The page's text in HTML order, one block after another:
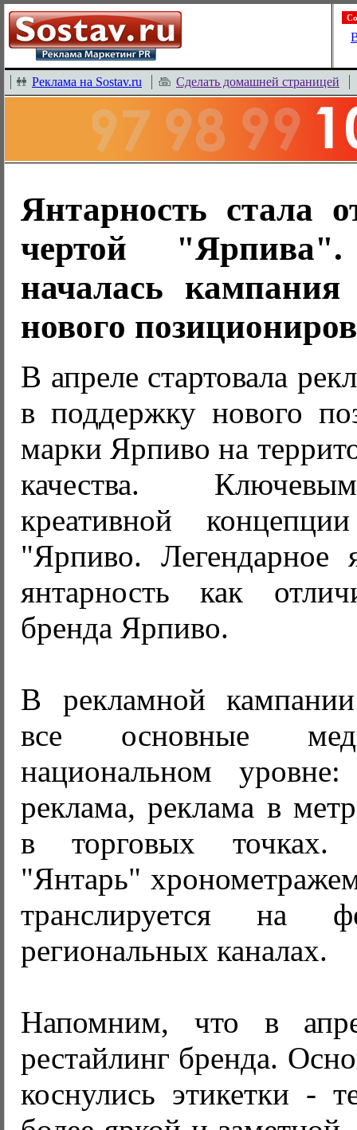
Реклама на Sostav.ru Сделать домашней страницей
Янтарность стала
чертой
началась
нового
В апреле стартовала
в поддержку нового
марки Ярпиво на
качества.
креативной
"Ярпиво. Легендарное
янтарность как
бренда Ярпиво.
В рекламной кампании
все основные
национальном
реклама, реклама в
в торговых
"Янтарь"
транслируется на
региональных каналах.
Напомним, что в
рестайлинг бренда.
коснулись этикетки -